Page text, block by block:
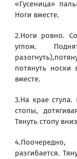
«Гусеница»
Ноги вместе.
2.Ноги ровно.
углом.
потянуть носки
вместе.
3.На крае стула.
стопы,
Тянуть стопу
разгибается.